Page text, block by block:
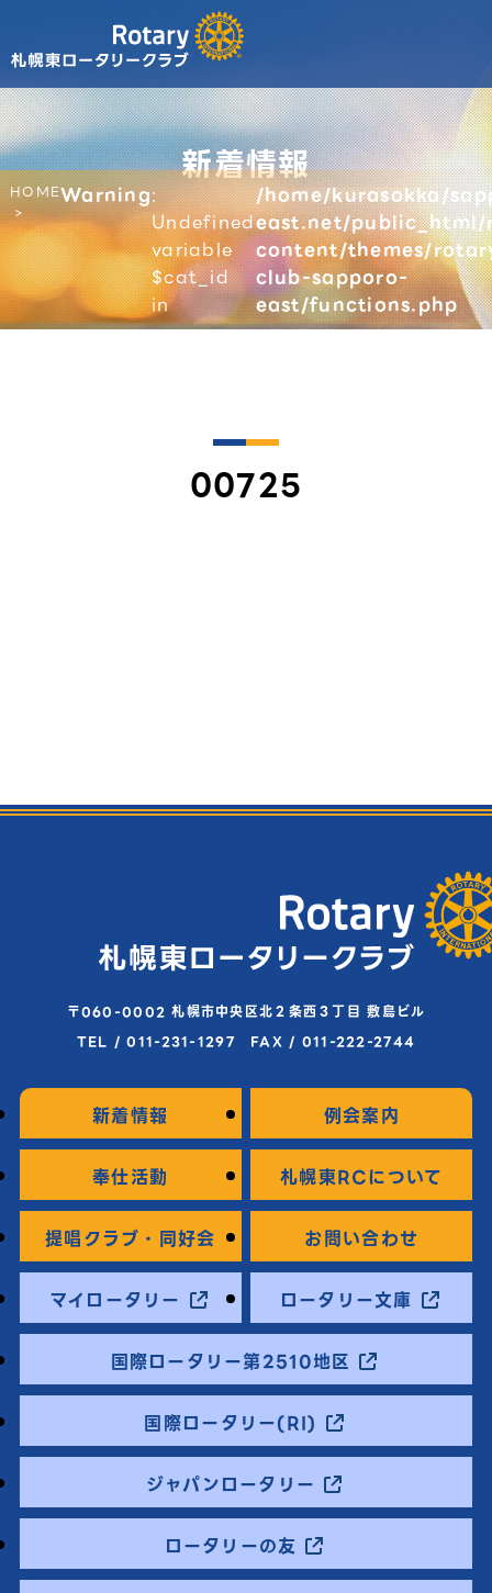
新着情報
HOMEWarning:
Undefined
variable
$cat_id
in
/home/kurasokka/
east.net/
content/themes/
club-sapporo-
east/functions.php
00725
〒060-0002 札幌市中央区北２条西３丁目 敷島ビル
TEL / 011-231-1297 FAX / 011-222-2744
新着情報 例会案内
奉仕活動 札幌東RCについて
提唱クラブ・同好会 お問い合わせ
マイロータリー ロータリー文庫
国際ロータリー第2510地区
国際ロータリー(RI)
ジャパンロータリー
ロータリーの友